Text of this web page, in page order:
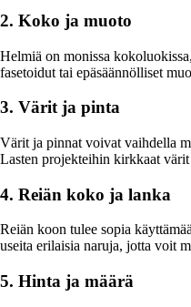
2. Koko ja muoto
Helmiä on monissa
fasetoidut tai epäsäännölliset
3. Värit ja pinta
Värit ja pinnat voivat vaihdella
Lasten projekteihin kirkkaat
4. Reiän koko ja lanka
Reiän koon tulee sopia
useita erilaisia naruja, jotta voit
5. Hinta ja määrä